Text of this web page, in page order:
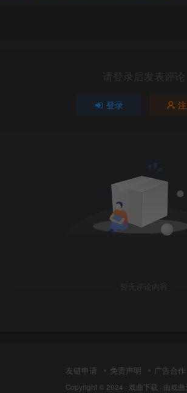
请登录后发表评论
登录
暂无评论内容
友链申请 免责声明 广告合作
Copyright © 2024 · 戏曲下载 · 由戏曲